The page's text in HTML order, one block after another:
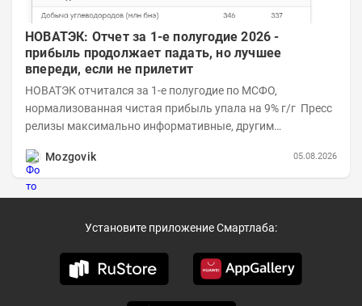
НОВАТЭК: Отчет за 1-е полугодие 2026 -
прибыль продолжает падать, но лучшее
впереди, если не прилетит
НОВАТЭК отчитался за 1-е полугодие по МСФО,
нормализованная чистая прибыль упала на 9% г/г Пресс
релизы максимально информативные, другим
Mozgovik
05.08.2026
Установите приложение Смартлаба: